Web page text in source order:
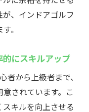
、インドアゴルフ
。
にスキルアップ
者から上級者まで、
されています。こ
キルを向上させる